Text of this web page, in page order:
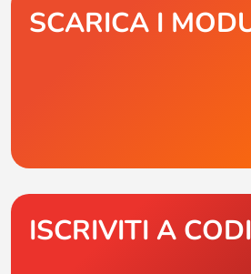
SCARICA I
ISCRIVITI A